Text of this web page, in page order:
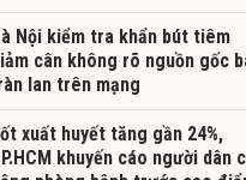
Nội kiểm tra khẩn bút tiêm
cân không rõ nguồn gốc
lan trên mạng
xuất huyết tăng gần 24%,
khuyến cáo người dân